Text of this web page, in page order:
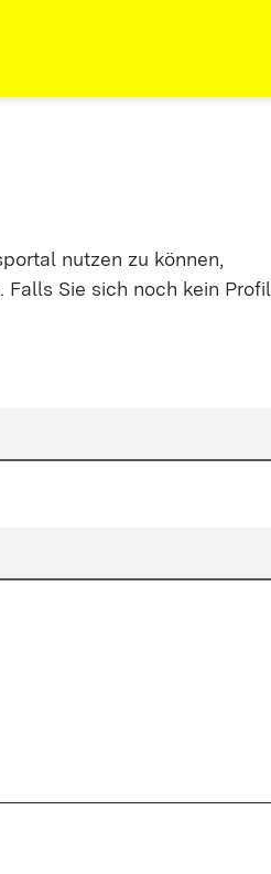
nutzen zu können,
Sie sich noch kein Profil